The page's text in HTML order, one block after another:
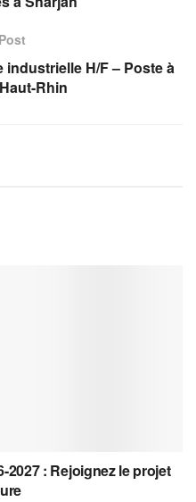
H/F – Poste à
Rhin
2027 : Rejoignez le projet